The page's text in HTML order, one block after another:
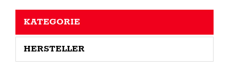
KATEGORIE
HERSTELLER